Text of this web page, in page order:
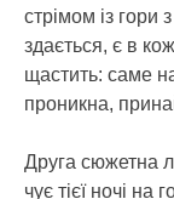
стрімом із гори
здається, є в
щастить: саме
проникна,
Друга сюжетна
чує тієї ночі на